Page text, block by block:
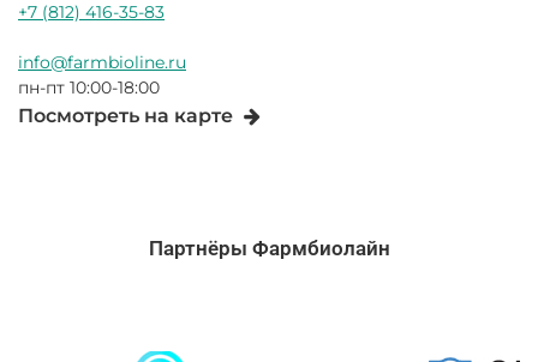
+7 (812) 416-35-83
info@farmbioline.ru
пн-пт 10:00-18:00
Посмотреть на карте
Партнёры Фармбиолайн